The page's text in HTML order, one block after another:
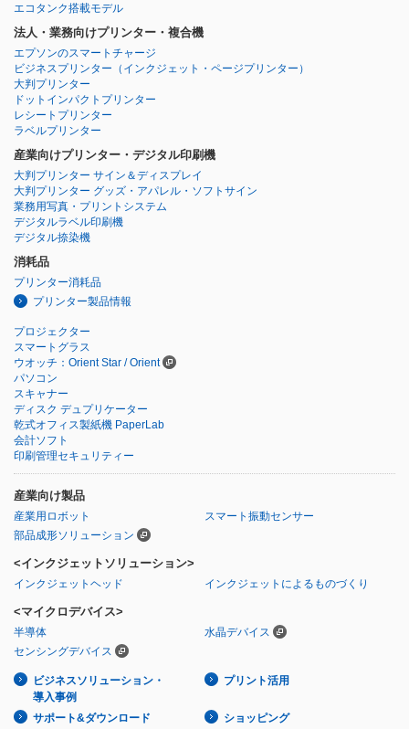
エコタンク搭載モデル
法人・業務向けプリンター・複合機
エプソンのスマートチャージ
ビジネスプリンター （インクジェット・ページプリンター）
大判プリンター
ドットインパクトプリンター
レシートプリンター
ラベルプリンター
産業向けプリンター・デジタル印刷機
大判プリンター サイン＆ディスプレイ
大判プリンター グッズ・アパレル・ソフトサイン
業務用写真・プリントシステム
デジタルラベル印刷機
デジタル捺染機
消耗品
プリンター消耗品
プリンター製品情報
プロジェクター
スマートグラス
ウオッチ：Orient Star / Orient
パソコン
スキャナー
ディスク デュプリケーター
乾式オフィス製紙機 PaperLab
会計ソフト
印刷管理セキュリティー
産業向け製品
産業用ロボット
スマート振動センサー
部品成形ソリューション
<インクジェットソリューション>
インクジェットヘッド インクジェットによるものづくり
<マイクロデバイス>
半導体
水晶デバイス
センシングデバイス
ビジネスソリューション・
導入事例
プリント活用
サポート&ダウンロード ショッピング